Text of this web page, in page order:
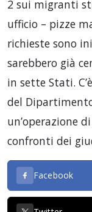
2 sui migranti
ufficio – pizze
richieste sono
sarebbero già
in sette Stati.
del
un’operazione
confronti dei
Facebook